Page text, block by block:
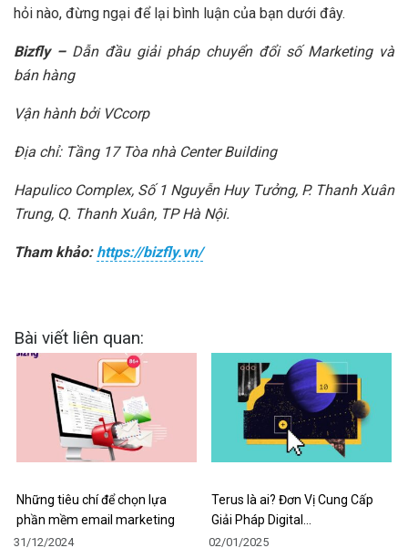
hỏi nào, đừng ngại để lại bình luận của bạn dưới đây.
Bizfly – Dẫn đầu giải pháp chuyển đổi số Marketing và
bán hàng
Vận hành bởi VCcorp
Địa chỉ: Tầng 17 Tòa nhà Center Building
Hapulico Complex, Số 1 Nguyễn Huy Tưởng, P. Thanh Xuân
Trung, Q. Thanh Xuân, TP Hà Nội.
Tham khảo: https://bizfly.vn/
Bài viết liên quan:
Những tiêu chí để chọn lựa
phần mềm email marketing
31/12/2024
Terus là ai? Đơn Vị Cung Cấp
Giải Pháp Digital…
02/01/2025